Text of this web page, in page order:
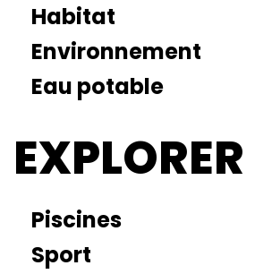
Habitat
Environnement
Eau potable
EXPLORER
Piscines
Sport